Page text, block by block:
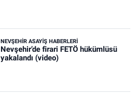
NEVŞEHIR ASAYIŞ HABERLERI
Nevşehir’de firari FETÖ hükümlüsü
yakalandı (video)